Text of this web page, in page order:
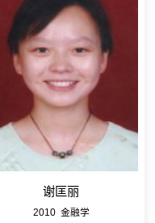
谢匡丽
2010 金融学